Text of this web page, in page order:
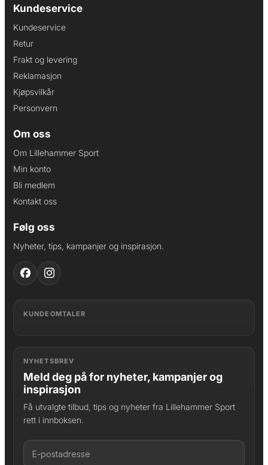
Kundeservice
Kundeservice
Retur
Frakt og levering
Reklamasjon
Kjøpsvilkår
Personvern
Om oss
Om Lillehammer Sport
Min konto
Bli medlem
Kontakt oss
Følg oss
Nyheter, tips, kampanjer og inspirasjon.
KUNDEOMTALER
NYHETSBREV
Meld deg på for nyheter, kampanjer og
inspirasjon
Få utvalgte tilbud, tips og nyheter fra Lillehammer Sport
rett i innboksen.